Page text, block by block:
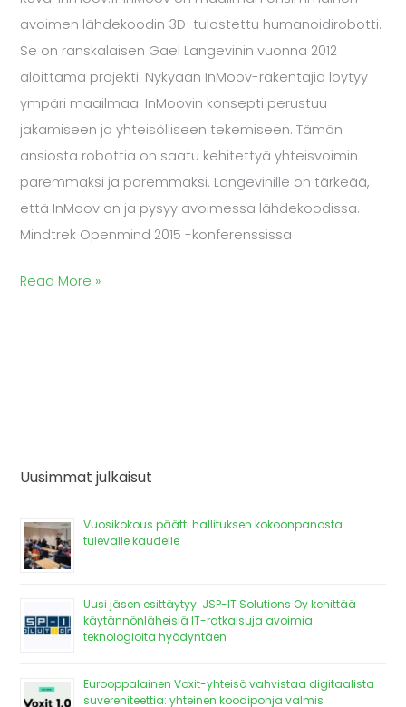
avoimen lähdekoodin 3D-tulostettu humanoidirobotti.
Se on ranskalaisen Gael Langevinin vuonna 2012
aloittama projekti. Nykyään InMoov-rakentajia löytyy
ympäri maailmaa. InMoovin konsepti perustuu
jakamiseen ja yhteisölliseen tekemiseen. Tämän
ansiosta robottia on saatu kehitettyä yhteisvoimin
paremmaksi ja paremmaksi. Langevinille on tärkeää,
että InMoov on ja pysyy avoimessa lähdekoodissa.
Mindtrek Openmind 2015 -konferenssissa
Read More »
Uusimmat julkaisut
Vuosikokous päätti hallituksen kokoonpanosta
tulevalle kaudelle
Uusi jäsen esittäytyy: JSP-IT Solutions Oy kehittää
käytännönläheisiä IT-ratkaisuja avoimia
teknologioita hyödyntäen
Eurooppalainen Voxit-yhteisö vahvistaa digitaalista
suvereniteettia: yhteinen koodipohja valmis